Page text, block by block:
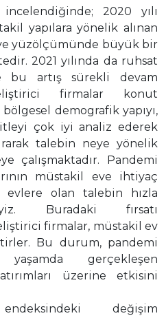
2020 yılı
yapılara yönelik alınan
ve yüzölçümünde büyük bir
2021 yılında da ruhsat
bu artış sürekli devam
firmalar konut
demografik yapıyı,
çok iyi analiz ederek
talebin neye yönelik
çalışmaktadır. Pandemi
müstakil eve ihtiyaç
evlere olan talebin hızla
Buradaki fırsatı
firmalar, müstakil ev
Bu durum, pandemi
gerçekleşen
üzerine etkisini
değişim